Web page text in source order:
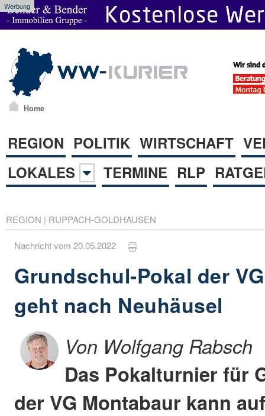
Werbung
Home
REGION POLITIK WIRTSCHAFT
LOKALES
TERMINE RLP
REGION | RUPPACH-GOLDHAUSEN
Nachricht vom 20.05.2022
Grundschul-Pokal der
geht nach Neuhäusel
Von Wolfgang Rabsch
Das Pokalturnier für
der VG Montabaur kann